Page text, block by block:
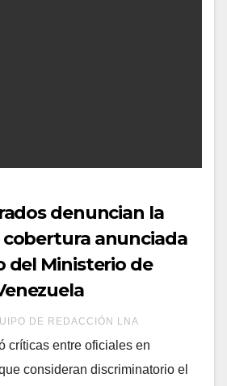
denuncian la
cobertura anunciada
del Ministerio de
DE REDACCIÓN LNA
críticas entre oficiales en
consideran discriminatorio el